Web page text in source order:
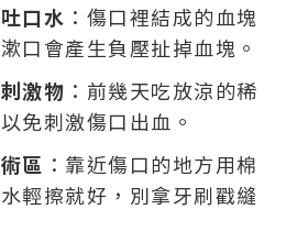
口水 ：傷口裡結成的血塊
口會產生負壓扯掉血塊。
激物 ：前幾天吃放涼的稀
免刺激傷口出血。
區 ：靠近傷口的地方用棉
輕擦就好，別拿牙刷戳縫